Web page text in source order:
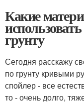
Какие
грунту
Сегодня расскажу
по грунту кривыми
спойлер - все
то - очень долго,